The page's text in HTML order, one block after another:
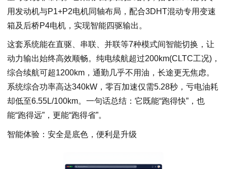
用发动机与P1+P2电机同轴布局，配合3DHT混动专用变速
箱及后桥P4电机，实现智能四驱输出。
这套系统能在直驱、串联、并联等7种模式间智能切换，让
动力输出始终高效顺畅。纯电续航超过200km(CLTC工况)，
综合续航可超1200km，通勤几乎不用油，长途更无焦虑。
系统综合功率高达340kW，零百加速仅需5.28秒，亏电油耗
却低至6.55L/100km。一句话总结：它既能“跑得快”，也
能“跑得远”，更能“跑得省”。
智能体验：安全是底色，便利是升级